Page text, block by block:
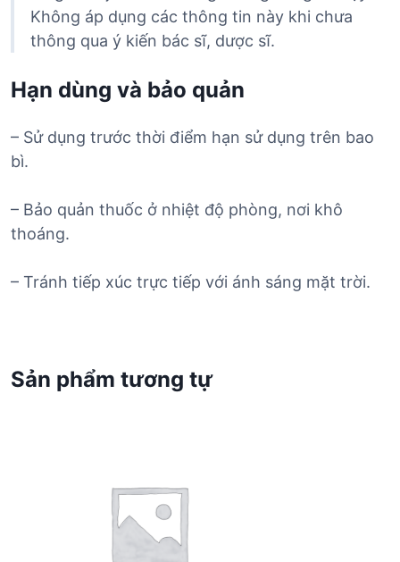
Không áp dụng các thông tin này khi chưa
thông qua ý kiến bác sĩ, dược sĩ.
Hạn dùng và bảo quản
– Sử dụng trước thời điểm hạn sử dụng trên bao
bì.
– Bảo quản thuốc ở nhiệt độ phòng, nơi khô
thoáng.
– Tránh tiếp xúc trực tiếp với ánh sáng mặt trời.
Sản phẩm tương tự